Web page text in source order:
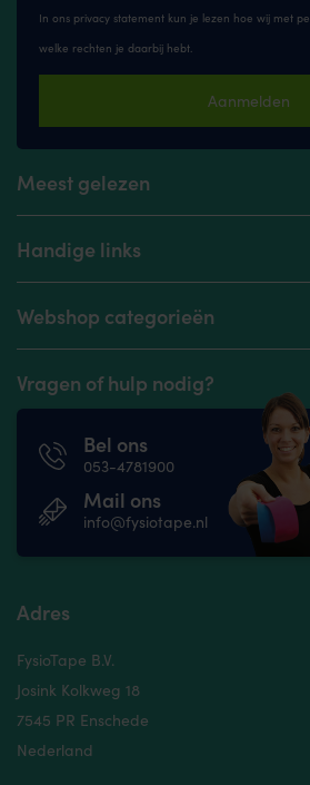
In ons privacy statement kun je lezen hoe wij met
welke rechten je daarbij hebt.
Aanmelden
Meest gelezen
Handige links
Webshop categorieën
Vragen of hulp nodig?
Bel ons
053-4781900
Mail ons
info@fysiotape.nl
Adres
FysioTape B.V.
Josink Kolkweg 18
7545 PR Enschede
Nederland